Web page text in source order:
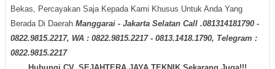
Bekas, Percayakan Saja Kepada Kami Khusus Untuk Anda Yang
Berada Di Daerah Manggarai - Jakarta Selatan Call .081314181790 -
0822.9815.2217, WA : 0822.9815.2217 - 0813.1418.1790, Telegram :
0822.9815.2217